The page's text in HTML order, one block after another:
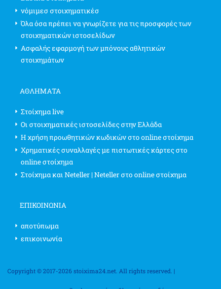
νόμιμεσ στοιχηματικέσ
Όλα όσα πρέπει να γνωρίζετε για τις προσφορές των
στοιχηματικών ιστοσελίδων
Ασφαλής εφαρμογή των μπόνους αθλητικών
στοιχημάτων
ΑΘΛΗΜΑΤΑ
Στοίχημα live
Οι στοιχηματικές ιστοσελίδες στην Ελλάδα
Η χρήση προωθητικών κωδικών στο online στοίχημα
Χρηματικές συναλλαγές με πιστωτικές κάρτες στο
online στοίχημα
Στοίχημα και Neteller | Neteller στο online στοίχημα
ΕΠΙΚΟΙΝΩΝΊΑ
αποτύπωμα
επικοινωνία
Copyright © 2017-2026 stoixima24.net. All rights reserved. |